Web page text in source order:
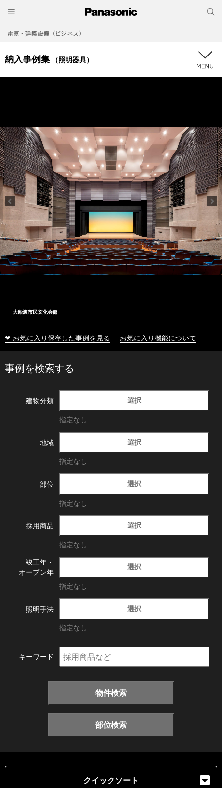
電気・建築設備（ビジネス）
納入事例集 （照明器具）
大船渡市民文化会館
❤ お気に入り保存した事例を見る お気に入り機能について
事例を検索する
建物分類 選択
指定なし
地域 選択
指定なし
部位 選択
指定なし
採用商品 選択
指定なし
竣工年・
オープン年
選択
指定なし
照明手法 選択
指定なし
キーワード
物件検索
部位検索
クイックソート